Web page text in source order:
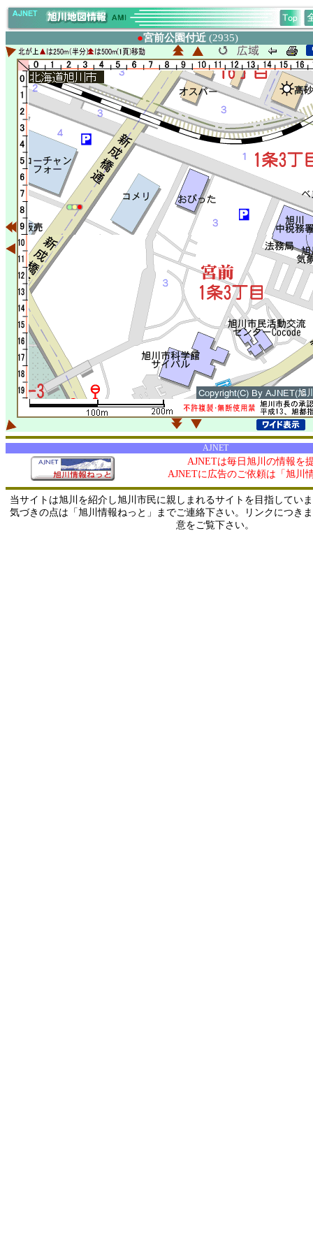
●宮前公園付近(2935)
AJNET
AJNETは毎日旭川の情報を
AJNETに広告のご依頼は「旭川
当サイトは旭川を紹介し旭川市民に親しまれるサイトを目指してい
気づきの点は「旭川情報ねっと」までご連絡下さい。リンクにつき
意をご覧下さい。